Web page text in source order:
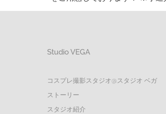
Studio VEGA
コスプレ撮影スタジオ@スタジオ ベガ
ストーリー
スタジオ紹介